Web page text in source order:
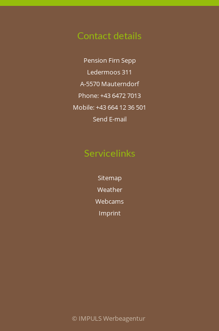
Contact details
Pension Firn Sepp
Ledermoos 311
A-5570 Mauterndorf
Phone: +43 6472 7013
Mobile: +43 664 12 36 501
Send E-mail
Servicelinks
Sitemap
Weather
Webcams
Imprint
© IMPULS Werbeagentur